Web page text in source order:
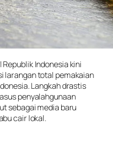
Indonesia kini
larangan total pemakaian
Langkah drastis
penyalahgunaan
sebagai media baru
cair lokal.